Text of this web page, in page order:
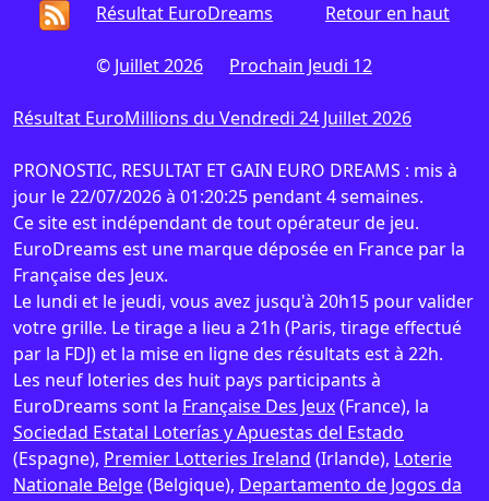
Retour en haut
Résultat EuroDreams
© Juillet 2026 Prochain Jeudi 12
Résultat EuroMillions du Vendredi 24 Juillet 2026
PRONOSTIC, RESULTAT ET GAIN EURO DREAMS : mis à
jour le 22/07/2026 à 01:20:25 pendant 4 semaines.
Ce site est indépendant de tout opérateur de jeu.
EuroDreams est une marque déposée en France par la
Française des Jeux.
Le lundi et le jeudi, vous avez jusqu'à 20h15 pour valider
votre grille. Le tirage a lieu a 21h (Paris, tirage effectué
par la FDJ) et la mise en ligne des résultats est à 22h.
Les neuf loteries des huit pays participants à
EuroDreams sont la Française Des Jeux(France), la
Sociedad Estatal Loterías y Apuestas del Estado
(Espagne), Premier Lotteries Ireland (Irlande), Loterie
Nationale Belge(Belgique), Departamento de Jogos da